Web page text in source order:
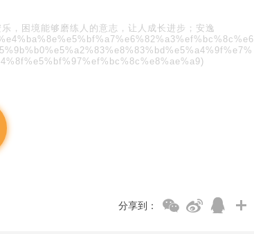
，困境能够磨练人的意志，让人成长进步；安逸
分享到：